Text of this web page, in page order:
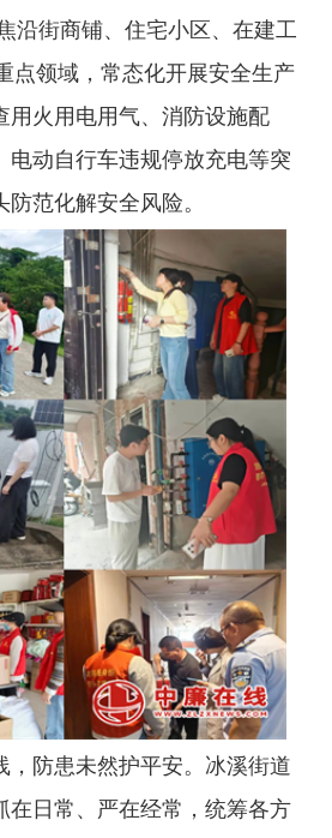
沿街商铺、住宅小区、在建工
点领域，常态化开展安全生产
用火用电用气、消防设施配
电动自行车违规停放充电等突
范化解安全风险。
，防患未然护平安。冰溪街道
在日常、严在经常，统筹各方